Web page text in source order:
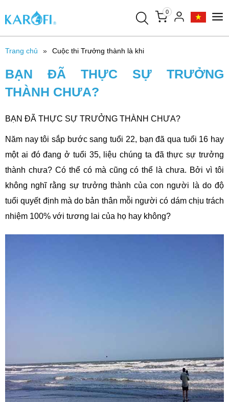
0
Trang chủ Cuộc thi Trưởng thành là khi
BẠN ĐÃ THỰC SỰ TRƯỞNG
THÀNH CHƯA?
BẠN ĐÃ THỰC SỰ TRƯỞNG THÀNH CHƯA?
Năm nay tôi sắp bước sang tuổi 22, bạn đã qua tuổi 16 hay
một ai đó đang ở tuổi 35, liệu chúng ta đã thực sự trưởng
thành chưa? Có thể có mà cũng có thể là chưa. Bởi vì tôi
không nghĩ rằng sự trưởng thành của con người là do độ
tuổi quyết định mà do bản thân mỗi người có dám chịu trách
nhiệm 100% với tương lai của họ hay không?